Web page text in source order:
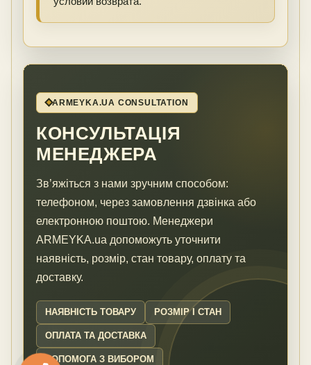
ARMEYKA.UA CONSULTATION
КОНСУЛЬТАЦІЯ
МЕНЕДЖЕРА
Зв’яжіться з нами зручним способом:
телефоном, через замовлення дзвінка або
електронною поштою. Менеджери
ARMEYKA.ua допоможуть уточнити
наявність, розмір, стан товару, оплату та
доставку.
НАЯВНІСТЬ ТОВАРУ РОЗМІР І СТАН
ОПЛАТА ТА ДОСТАВКА
ДОПОМОГА З ВИБОРОМ